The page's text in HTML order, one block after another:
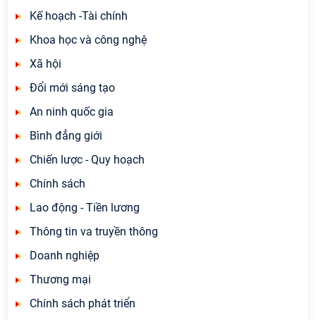
Kế hoạch -Tài chính
Khoa học và công nghệ
Xã hội
Đổi mới sáng tạo
An ninh quốc gia
Bình đẳng giới
Chiến lược - Quy hoạch
Chính sách
Lao động - Tiền lương
Thông tin va truyền thông
Doanh nghiệp
Thương mại
Chính sách phát triển